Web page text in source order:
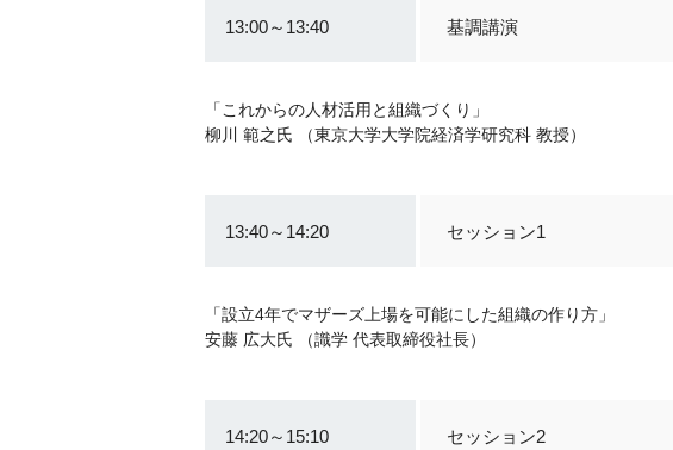
13:00～13:40 基調講演
「これからの人材活用と組織づくり」
柳川 範之氏 （東京大学大学院経済学研究科 教授）
13:40～14:20 セッション1
「設立4年でマザーズ上場を可能にした組織の作り方」
安藤 広大氏 （識学 代表取締役社長）
14:20～15:10 セッション2